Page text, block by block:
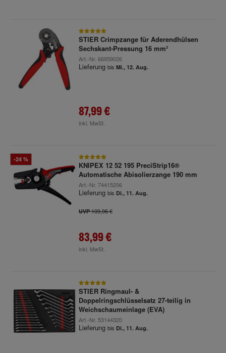
STIER Crimpzange für Aderendhülsen
Sechskant-Pressung 16 mm²
Art.-Nr. 66959026
Lieferung bis Mi., 12. Aug.
87,99 €
inkl. MwSt.
-24 %
KNIPEX 12 52 195 PreciStrip16®
Automatische Abisolierzange 190 mm
Art.-Nr. 74415206
Lieferung bis Di., 11. Aug.
UVP109,96 €
83,99 €
inkl. MwSt.
STIER Ringmaul- &
Doppelringschlüsselsatz 27-teilig in
Weichschaumeinlage (EVA)
Art.-Nr. 53144320
Lieferung bis Di., 11. Aug.